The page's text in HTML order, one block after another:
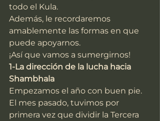
todo el Kula.
Además, le recordaremos
amablemente las formas en que
puede apoyarnos.
¡Así que vamos a sumergirnos!
1-La dirección de la lucha hacia
Shambhala
Empezamos el año con buen pie.
El mes pasado, tuvimos por
primera vez que dividir la Tercera